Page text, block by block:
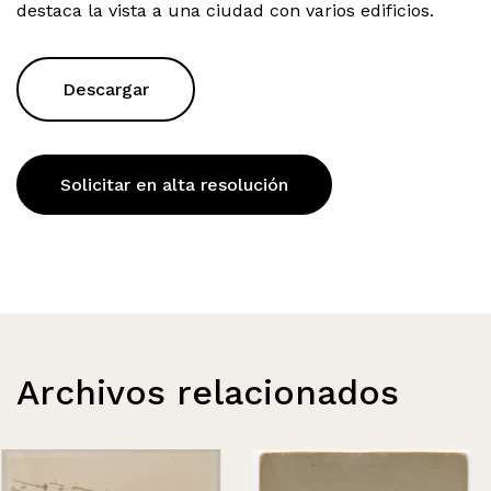
destaca la vista a una ciudad con varios edificios.
Descargar
Solicitar en alta resolución
Archivos relacionados